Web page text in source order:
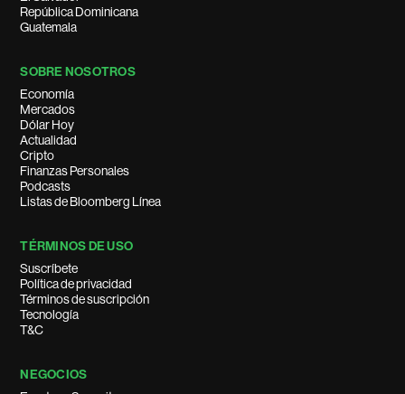
República Dominicana
Guatemala
SOBRE NOSOTROS
Economía
Mercados
Dólar Hoy
Actualidad
Cripto
Finanzas Personales
Podcasts
Listas de Bloomberg Línea
TÉRMINOS DE USO
Suscríbete
Política de privacidad
Términos de suscripción
Tecnología
T&C
NEGOCIOS